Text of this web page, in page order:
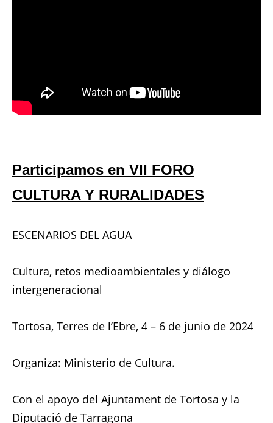
Participamos en VII FORO
CULTURA Y RURALIDADES
ESCENARIOS DEL AGUA
Cultura, retos medioambientales y diálogo
intergeneracional
Tortosa, Terres de l’Ebre, 4 – 6 de junio de 2024
Organiza: Ministerio de Cultura.
Con el apoyo del Ajuntament de Tortosa y la
Diputació de Tarragona